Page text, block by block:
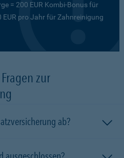
= 200 EUR Kombi-Bonus für
pro Jahr für Zahnreinigung
zur
ab?